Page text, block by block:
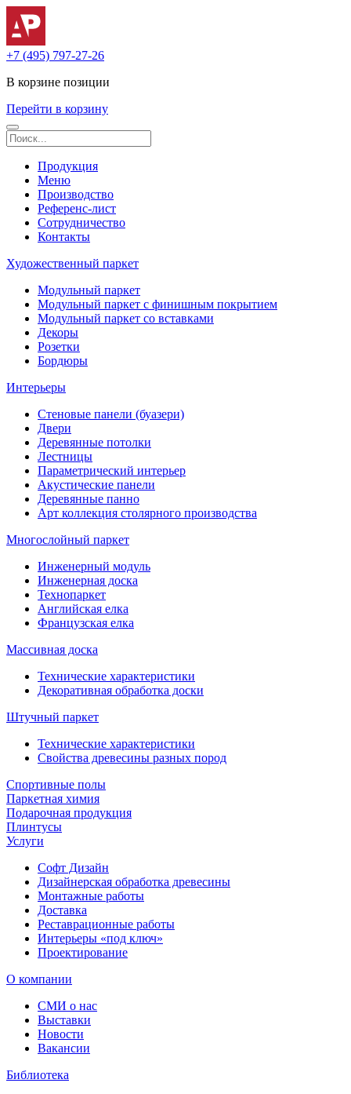
+7 (495) 797-27-26
В корзине позиции
Перейти в корзину
Продукция
Меню
Производство
Референс-лист
Сотрудничество
Контакты
Художественный паркет
Модульный паркет
Модульный паркет с финишным покрытием
Модульный паркет со вставками
Декоры
Розетки
Бордюры
Интерьеры
Стеновые панели (буазери)
Двери
Деревянные потолки
Лестницы
Параметрический интерьер
Акустические панели
Деревянные панно
Арт коллекция столярного производства
Многослойный паркет
Инженерный модуль
Инженерная доска
Технопаркет
Английская елка
Французская елка
Массивная доска
Технические характеристики
Декоративная обработка доски
Штучный паркет
Технические характеристики
Свойства древесины разных пород
Спортивные полы
Паркетная химия
Подарочная продукция
Плинтусы
Услуги
Софт Дизайн
Дизайнерская обработка древесины
Монтажные работы
Доставка
Реставрационные работы
Интерьеры «под ключ»
Проектирование
О компании
СМИ о нас
Выставки
Новости
Вакансии
Библиотека